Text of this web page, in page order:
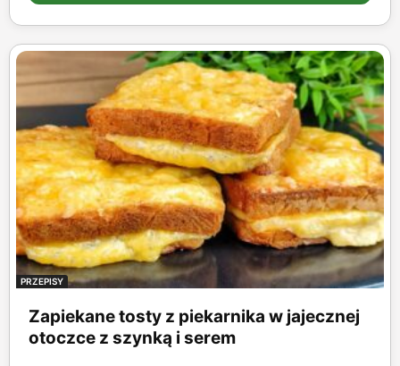
PRZEPISY
Zapiekane tosty z piekarnika w jajecznej
otoczce z szynką i serem